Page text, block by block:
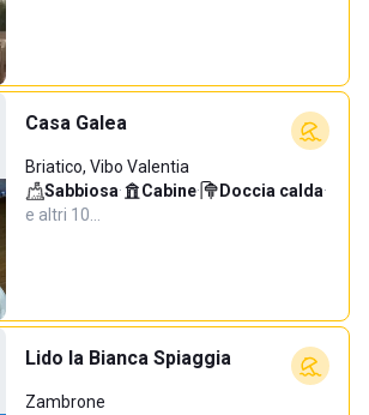
Casa Galea
Briatico, Vibo Valentia
Sabbiosa· Cabine· Doccia calda·
e altri 10…
Lido la Bianca Spiaggia
Zambrone